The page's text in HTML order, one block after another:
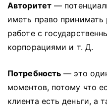
Авторитет—
иметь право принимать
работе с
корпорациями и т. Д.
Потребность — это
моментов, потому что
клиента есть деньги, а